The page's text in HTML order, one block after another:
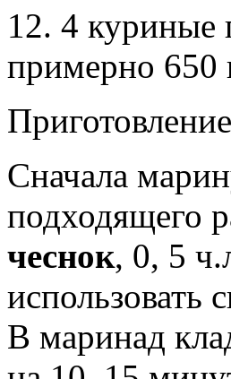
12. 4 куриные
примерно 650
Сначала
подходящего
чеснок, 0, 5
использовать
В маринад